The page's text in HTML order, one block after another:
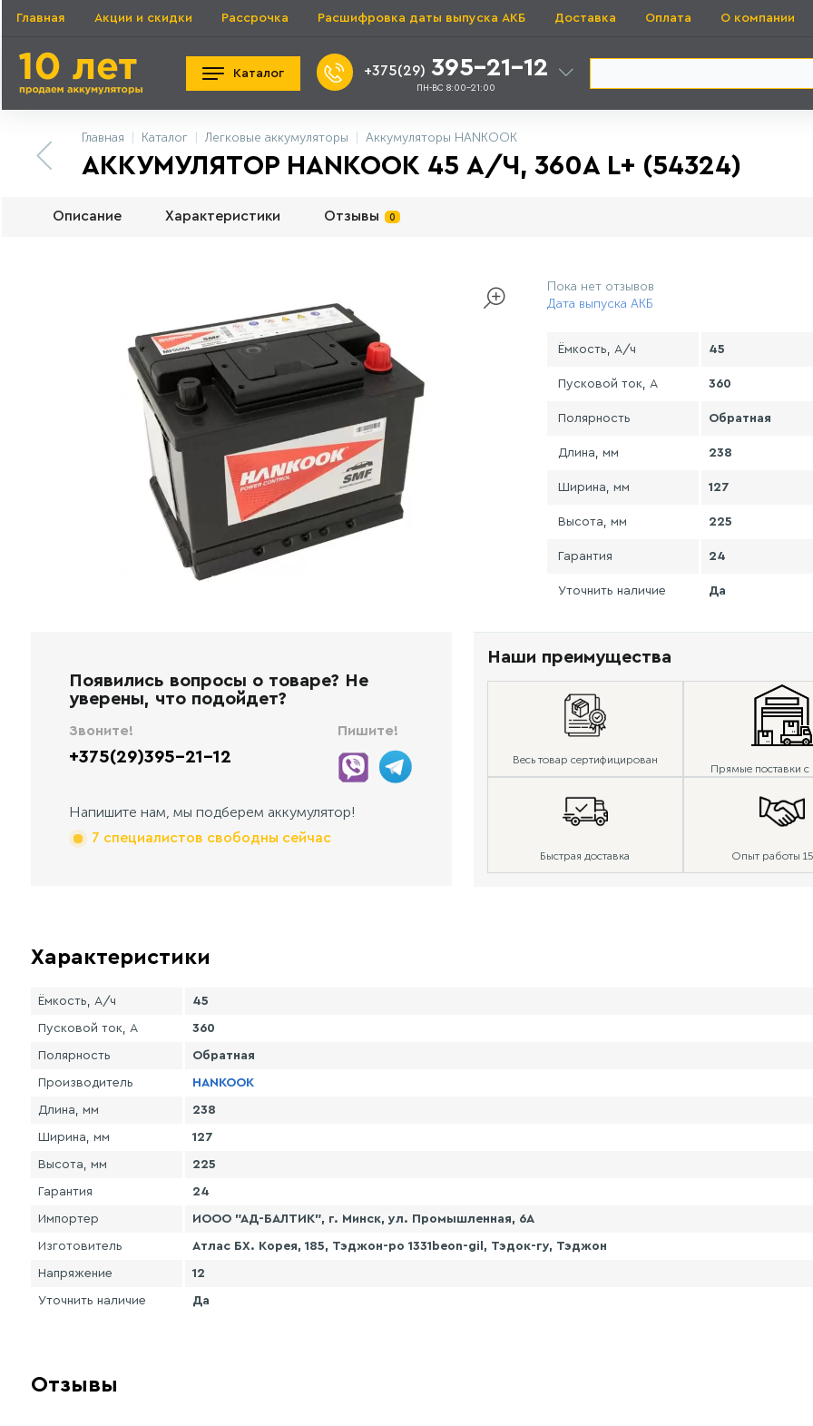
Главная Акции и скидки Рассрочка Расшифровка даты выпуска АКБ Доставка Оплата О компании
Каталог +375(29) 395-21-12
ПН-ВС 8:00-21:00
Главная Каталог Легковые аккумуляторы Аккумуляторы HANKOOK
АККУМУЛЯТОР HANKOOK 45 А/Ч, 360А L+ (54324)
Описание Характеристики Отзывы 0
Пока нет отзывов
Дата выпуска АКБ
Ёмкость, А/ч 45
Пусковой ток, А 360
Полярность Обратная
Длина, мм 238
Ширина, мм 127
Высота, мм 225
Гарантия 24
Уточнить наличие Да
Появились вопросы о товаре? Не
уверены, что подойдет?
Звоните!
+375(29)395-21-12
Пишите!
Напишите нам, мы подберем аккумулятор!
7 специалистов свободны сейчас
Наши преимущества
Весь товар сертифицирован
Прямые поставки с
Быстрая доставка Опыт работы
Характеристики
Ёмкость, А/ч 45
Пусковой ток, А 360
Полярность Обратная
Производитель HANKOOK
Длина, мм 238
Ширина, мм 127
Высота, мм 225
Гарантия 24
Импортер ИООО "АД-БАЛТИК", г. Минск, ул. Промышленная, 6А
Изготовитель Атлас БХ. Корея, 185, Тэджон-ро 1331beon-gil, Тэдок-гу, Тэджон
Напряжение 12
Уточнить наличие Да
Отзывы